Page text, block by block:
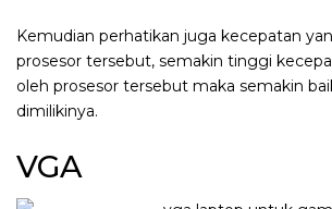
Kemudian perhatikan juga kecepatan
prosesor tersebut, semakin tinggi
oleh prosesor tersebut maka semakin
dimilikinya.
VGA